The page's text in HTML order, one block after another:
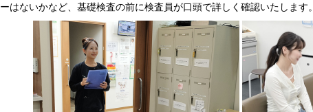
ーはないかなど、基礎検査の前に検査員が口頭で詳しく確認いたします。